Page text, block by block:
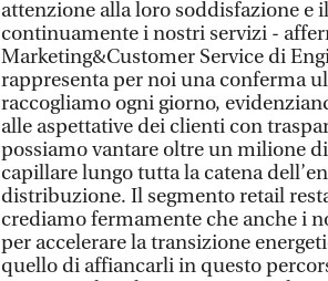
attenzione alla loro soddisfazione
continuamente i nostri servizi -
Marketing&Customer Service di
rappresenta per noi una conferma
raccogliamo ogni giorno,
alle aspettative dei clienti con
possiamo vantare oltre un milione
capillare lungo tutta la catena
distribuzione. Il segmento retail
crediamo fermamente che anche i
per accelerare la transizione
quello di affiancarli in questo